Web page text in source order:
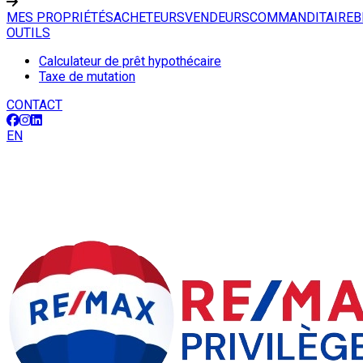
MES PROPRIÉTÉSACHETEURSVENDEURSCOMMANDITAIRE
OUTILS
Calculateur de prêt hypothécaire
Taxe de mutation
CONTACT
EN